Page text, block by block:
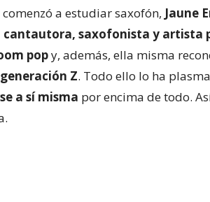
a estudiar saxofón, Jaune
cantautora, saxofonista y artista
popy, además, ella misma
Z. Todo ello lo ha
a sí misma por encima de todo.